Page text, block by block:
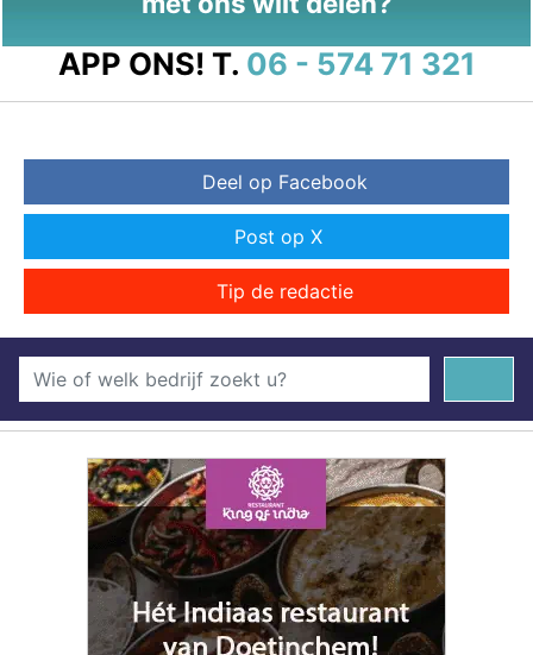
APP ONS! T. 06 - 574 71 321
Deel op Facebook
Post op X
Tip de redactie